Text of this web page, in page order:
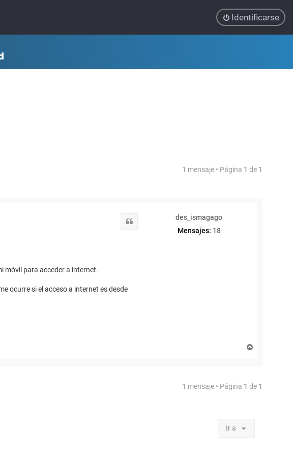
Identificarse
1 mensaje • Página 1 de 1
des_ismagago
Mensajes: 18
móvil para acceder a internet.
ocurre si el acceso a internet es desde
a
1 mensaje • Página 1 de 1
Ir a